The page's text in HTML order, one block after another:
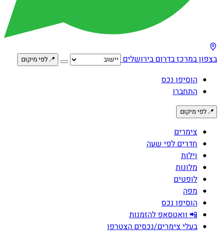
בצפוןבמרכזבדרוםבירושלים 📍לפי מיקום
הוסיפו נכס
התחברו
📍לפי מיקום
צימרים
חדרים לפי שעה
וילות
מלונות
לופטים
מפה
הוסיפו נכס
📲 וואטסאפ להזמנות
בעלי צימרים/נכסים הצטרפו